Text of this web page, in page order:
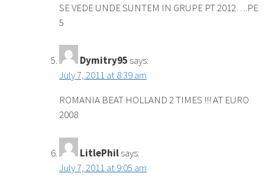
SE VEDE UNDE SUNTEM IN GRUPE PT 2012….PE
5
Dymitry95 says:
July 7, 2011 at 8:39 am
ROMANIA BEAT HOLLAND 2 TIMES !!! AT EURO
2008
LitlePhilsays:
July 7, 2011 at 9:05 am